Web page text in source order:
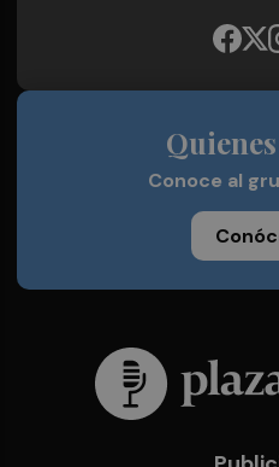
Conoce al